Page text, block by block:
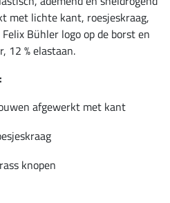
met lichte kant, roesjeskraag,
Bühler logo op de borst en
12 % elastaan.
afgewerkt met kant
knopen